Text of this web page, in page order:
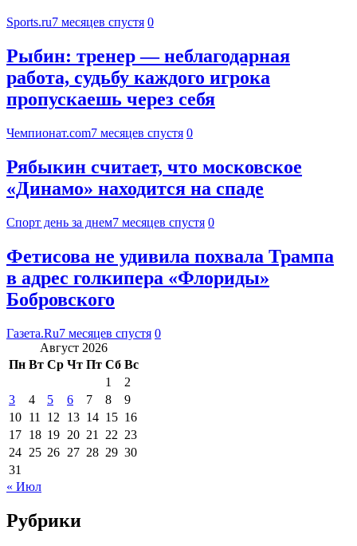
Sports.ru7 месяцев спустя 0
Рыбин: тренер — неблагодарная
работа, судьбу каждого игрока
пропускаешь через себя
Чемпионат.com7 месяцев спустя 0
Рябыкин считает, что московское
«Динамо» находится на спаде
Спорт день за днем7 месяцев спустя 0
Фетисова не удивила похвала Трампа
в адрес голкипера «Флориды»
Бобровского
Газета.Ru7 месяцев спустя 0
Август 2026
Пн Вт Ср Чт Пт Сб Вс
1
2
3
4 5 6 7 8
9
10 11 12 13 14 15 16
17 18 19 20 21 22 23
24 25 26 27 28 29 30
31
« Июл
Рубрики